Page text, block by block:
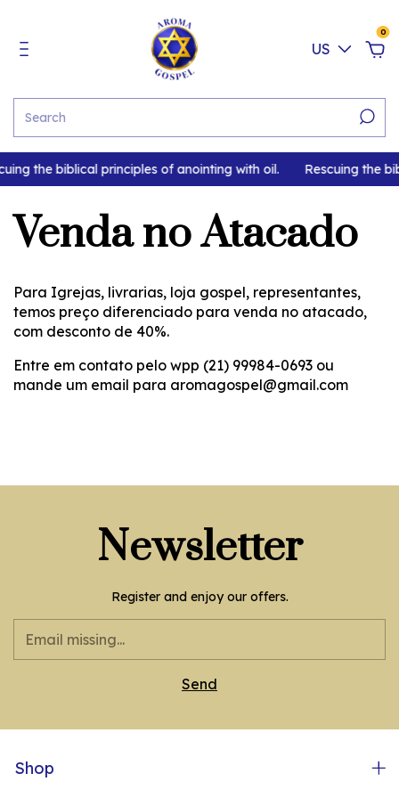
US
0
the biblical principles of anointing with oil. Rescuing the
Venda no Atacado
Para Igrejas, livrarias, loja gospel, representantes,
temos preço diferenciado para venda no atacado,
com desconto de 40%.
Entre em contato pelo wpp (21) 99984-0693 ou
mande um email para aromagospel@gmail.com
Newsletter
Register and enjoy our offers.
Shop